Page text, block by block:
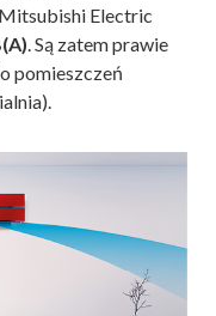
Electric
. Są zatem prawie
pomieszczeń